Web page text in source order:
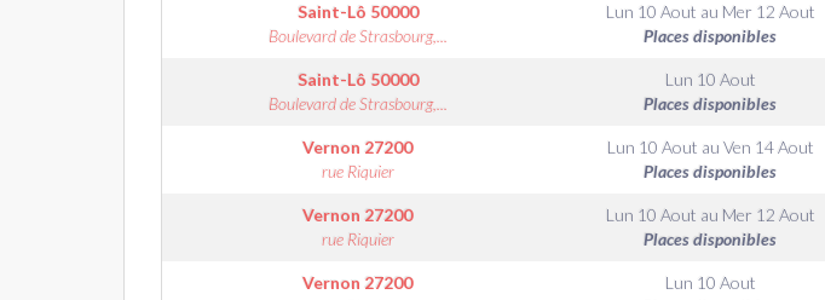
Saint-Lô 50000
Boulevard de Strasbourg,...
Lun 10 Aout au Mer 12 Aout
Places disponibles
Saint-Lô 50000
Boulevard de Strasbourg,...
Lun 10 Aout
Places disponibles
Vernon 27200
rue Riquier
Lun 10 Aout au Ven 14 Aout
Places disponibles
Vernon 27200
rue Riquier
Lun 10 Aout au Mer 12 Aout
Places disponibles
Vernon 27200
Lun 10 Aout